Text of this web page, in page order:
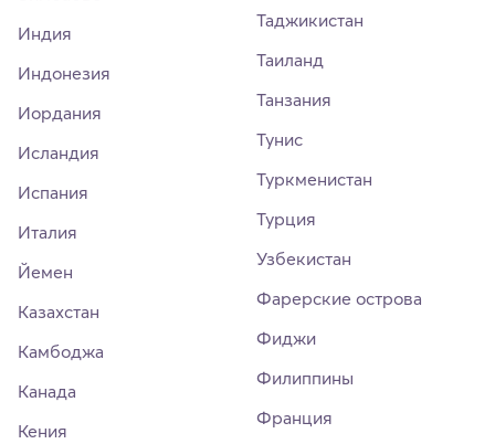
Индия
Индонезия
Иордания
Исландия
Испания
Италия
Йемен
Казахстан
Камбоджа
Канада
Кения
Таджикистан
Таиланд
Танзания
Тунис
Туркменистан
Турция
Узбекистан
Фарерские острова
Фиджи
Филиппины
Франция